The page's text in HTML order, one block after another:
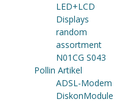
LED+LCD
Displays
random
assortment
N01CG S043
Pollin Artikel
ADSL-Modem
DiskonModule